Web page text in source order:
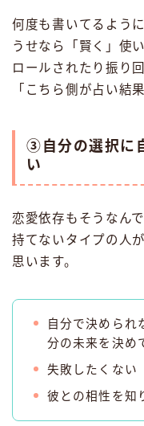
何度も書いてるよう
うせなら「賢く」使
ロールされたり振り
「こちら側が占い結
③自分の選択に
い
恋愛依存もそうなん
持てないタイプの人
思います。
自分で決められ
分の未来を決め
失敗したくない
彼との相性を知